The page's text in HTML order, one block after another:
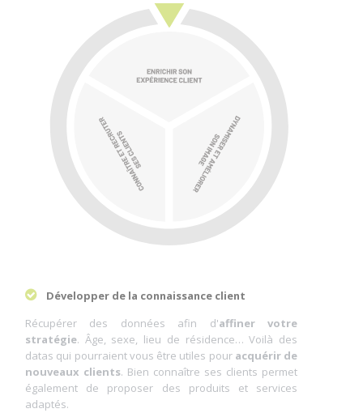
Développer de la connaissance client
Récupérer des données afin d'affiner votre
stratégie. Âge, sexe, lieu de résidence… Voilà des
datas qui pourraient vous être utiles pour acquérir de
nouveaux clients. Bien connaître ses clients permet
également de proposer des produits et services
adaptés.